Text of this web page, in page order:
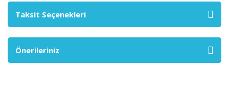
Taksit Seçenekleri
Önerileriniz